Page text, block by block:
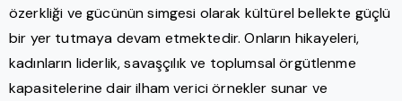
özerkliği ve gücünün simgesi olarak kültürel bellekte güçlü
bir yer tutmaya devam etmektedir. Onların hikayeleri,
kadınların liderlik, savaşçılık ve toplumsal örgütlenme
kapasitelerine dair ilham verici örnekler sunar ve